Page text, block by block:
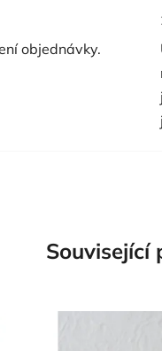
objednávky.
Související